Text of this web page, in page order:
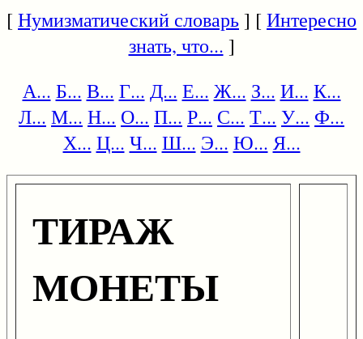
[Нумизматический словарь] [Интересно
знать, что... ]
А... Б... В... Г... Д... Е... Ж... З... И... К...
Л... М... Н... О... П... Р... С... Т... У... Ф...
Х... Ц... Ч... Ш... Э... Ю... Я...
ТИРАЖ
МОНЕТЫ